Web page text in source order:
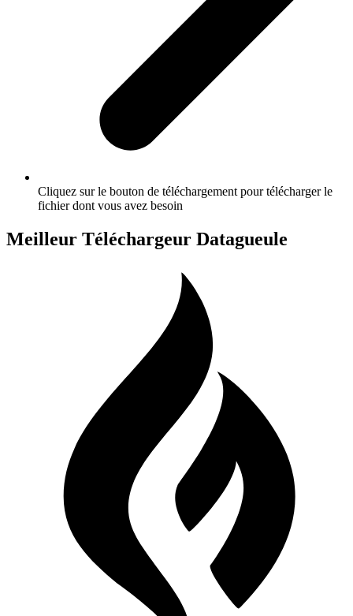
Cliquez sur le bouton de téléchargement pour télécharger le
fichier dont vous avez besoin
Meilleur Téléchargeur Datagueule